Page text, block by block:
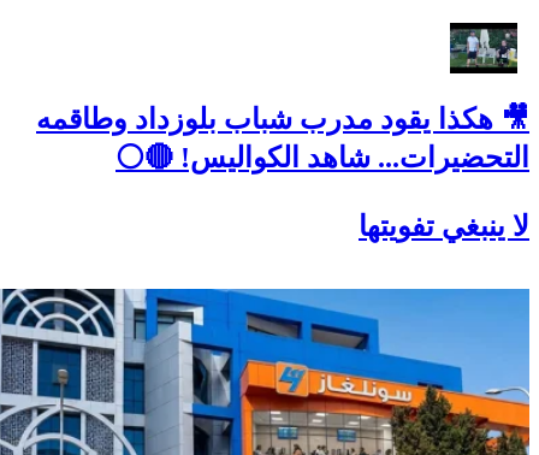
🎥 هكذا يقود مدرب شباب بلوزداد وطاقمه
التحضيرات... شاهد الكواليس! 🔴⚪
لا ينبغي تفويتها